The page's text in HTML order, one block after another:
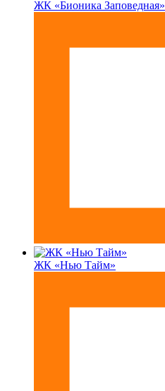
ЖК «Бионика Заповедная»
ЖК «Нью Тайм»